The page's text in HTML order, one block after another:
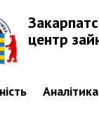
центр